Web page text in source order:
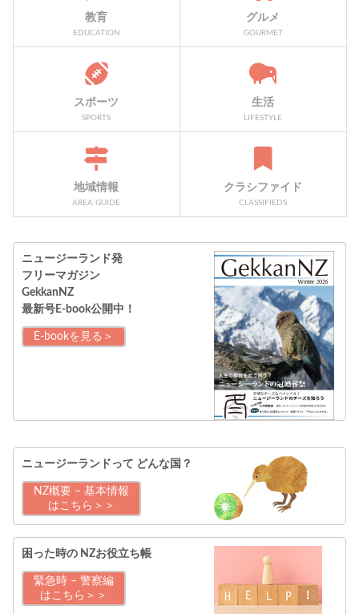
教育
EDUCATION
グルメ
GOURMET
スポーツ
SPORTS
生活
LIFESTYLE
地域情報
AREA GUIDE
クラシファイド
CLASSIFIEDS
ニュージーランド発
フリーマガジン
GekkanNZ
最新号E-book公開中！
E-bookを見る＞
ニュージーランドって どんな国？
NZ概要 – 基本情報
はこちら＞＞
困った時の NZお役立ち帳
緊急時 – 警察編
はこちら＞＞